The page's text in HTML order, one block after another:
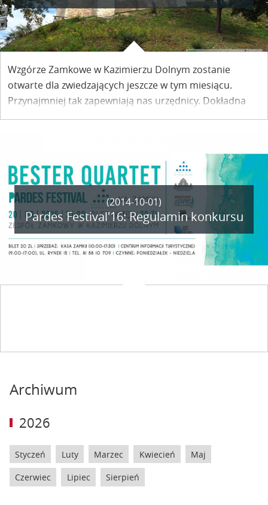
Wzgórze Zamkowe w Kazimierzu Dolnym zostanie
otwarte dla zwiedzających jeszcze w tym miesiącu.
Przynajmniej tak zapewniają nas urzędnicy. Dokładna
data otwarcia nie jest jednak jeszcze znana.
(2014-10-01)
Pardes Festival'16: Regulamin konkursu
Archiwum
2026
Styczeń Luty Marzec Kwiecień Maj
Czerwiec Lipiec Sierpień